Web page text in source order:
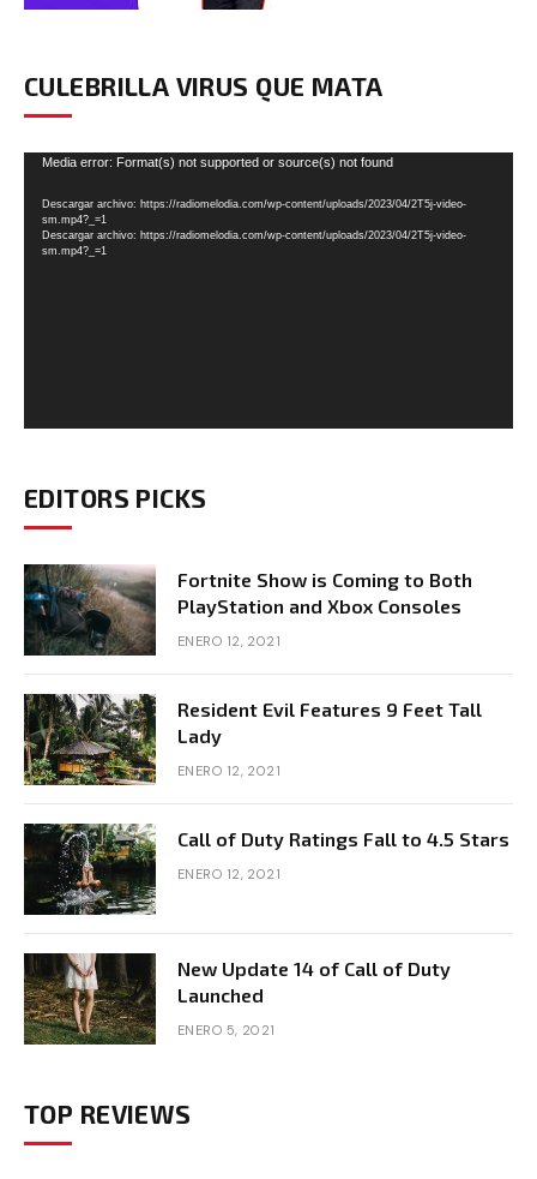
CULEBRILLA VIRUS QUE MATA
Reproductor
vídeo
Media error: Format(s) not supported or source(s) not found
Descargar archivo: https://radiomelodia.com/wp-content/uploads/2023/04/2T5j-video-
sm.mp4?_=1
Descargar archivo: https://radiomelodia.com/wp-content/uploads/2023/04/2T5j-video-
sm.mp4?_=1
EDITORS PICKS
Fortnite Show is Coming to Both
PlayStation and Xbox Consoles
ENERO 12, 2021
Resident Evil Features 9 Feet Tall
Lady
ENERO 12, 2021
Call of Duty Ratings Fall to 4.5 Stars
ENERO 12, 2021
New Update 14 of Call of Duty
Launched
ENERO 5, 2021
TOP REVIEWS